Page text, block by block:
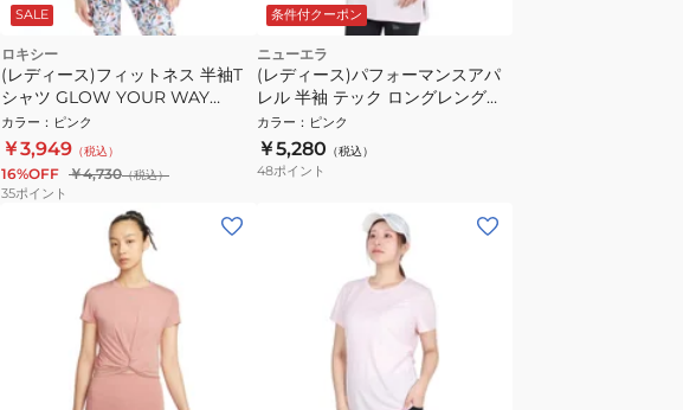
SALE
ロキシー
(レディース)フィットネス 半袖T
シャツ GLOW YOUR WAY
26SPRST261520PNK
カラー ： ピンク
￥3,949 （税込）
16%OFF ￥4,730（税込）
35ポイント
条件付クーポン
ニューエラ
(レディース)パフォーマンスアパ
レル 半袖 テック ロングレングス
Tシャツ 14411949
カラー ： ピンク
￥5,280 （税込）
48ポイント